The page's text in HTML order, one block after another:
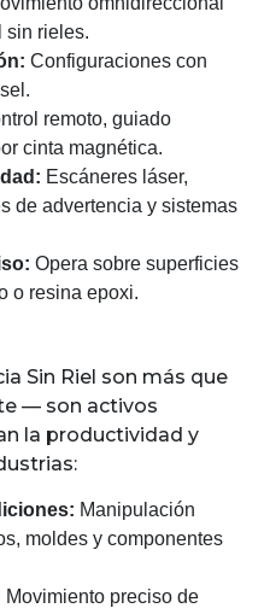
sin rieles.
Configuraciones con
remoto, guiado
cinta magnética.
Escáneres láser,
de advertencia y sistemas
Opera sobre superficies
o resina epoxi.
Sin Riel son más que
— son activos
la productividad y
Manipulación
moldes y componentes
Movimiento preciso de